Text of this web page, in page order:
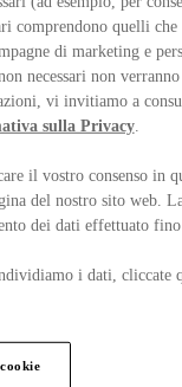
comprendono quelli che
di marketing e
necessari non
vi invitiamo a
sulla Privacy.
il vostro consenso in
del nostro sito web.
dei dati effettuato
i dati, cliccate